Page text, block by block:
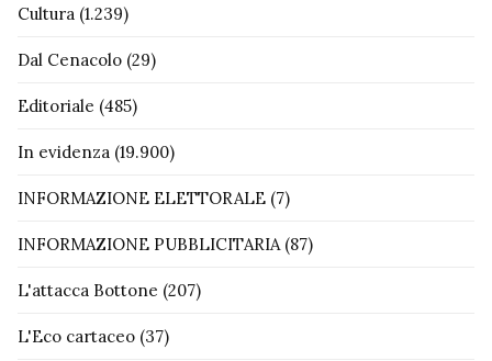
Cultura (1.239)
Dal Cenacolo (29)
Editoriale (485)
In evidenza (19.900)
INFORMAZIONE ELETTORALE (7)
INFORMAZIONE PUBBLICITARIA(87)
L'attacca Bottone (207)
L'Eco cartaceo (37)